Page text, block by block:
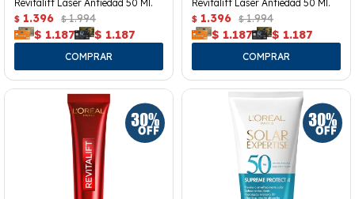
Revitalift Laser Antiedad 50 Ml.
$ 1.396 $ 1.994
$ 1.187 $ 1.187
Revitalift Laser Antiedad 50 Ml.
$ 1.396 $ 1.994
$ 1.187 $ 1.187